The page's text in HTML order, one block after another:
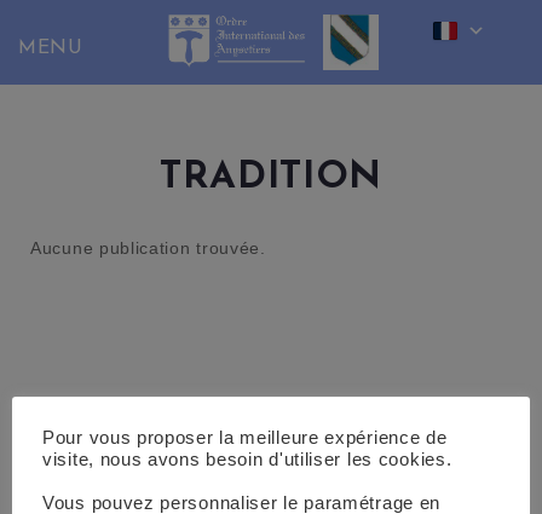
content
TRADITION
Aucune publication trouvée.
Pour vous proposer la meilleure expérience de
visite, nous avons besoin d'utiliser les cookies.
Vous pouvez personnaliser le paramétrage en